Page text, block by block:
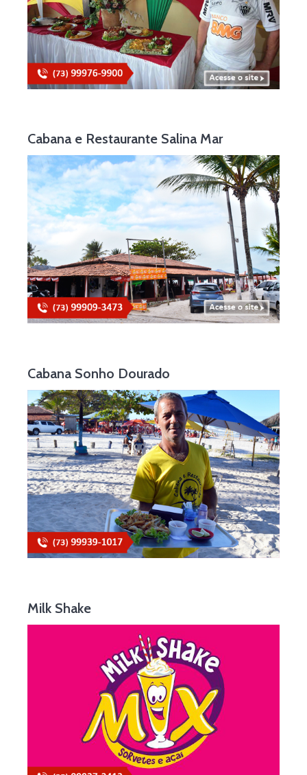
Cabana e Restaurante Salina Mar
Cabana Sonho Dourado
Milk Shake